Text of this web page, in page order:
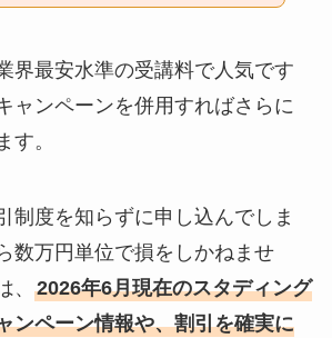
界最安水準の受講料で人気です
ャンペーンを併用すればさらに
す。
制度を知らずに申し込んでしま
数万円単位で損をしかねませ
、 2026年6月現在のスタディング
ンペーン情報や、割引を確実に